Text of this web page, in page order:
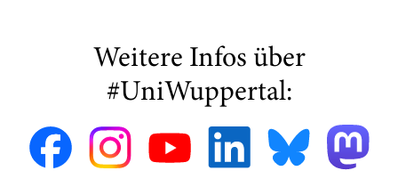
Weitere Infos über
#UniWuppertal: